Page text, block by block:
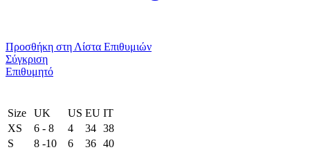
Προσθήκη στη Λίστα Επιθυμιών
Σύγκριση
Επιθυμητό
Size UK US EU ΙΤ
XS
6 - 8 4 34 38
S
8 -10 6 36 40